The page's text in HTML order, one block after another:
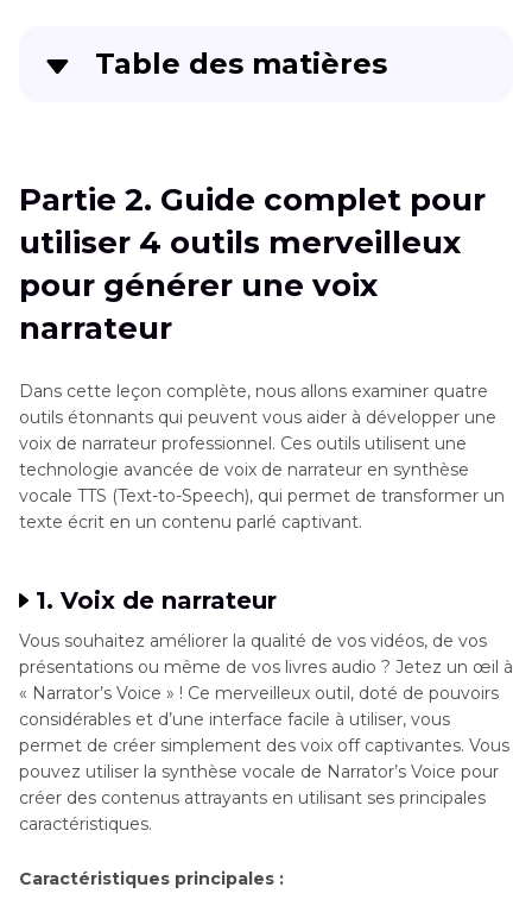
Table des matières
Partie 2
. Guide complet pour utiliser 4 outils
merveilleux pour générer une voix narrateur
. Ultra conseils : Meilleur changeur de
voix pour une voix plus réaliste
Le mot de la fin
Partie 2. Guide complet pour
utiliser 4 outils merveilleux
pour générer une voix
narrateur
Dans cette leçon complète, nous allons examiner quatre
outils étonnants qui peuvent vous aider à développer une
voix de narrateur professionnel. Ces outils utilisent une
technologie avancée de voix de narrateur en synthèse
vocale TTS (Text-to-Speech), qui permet de transformer un
texte écrit en un contenu parlé captivant.
1. Voix de narrateur
Vous souhaitez améliorer la qualité de vos vidéos, de vos
présentations ou même de vos livres audio ? Jetez un œil à
« Narrator’s Voice » ! Ce merveilleux outil, doté de pouvoirs
considérables et d’une interface facile à utiliser, vous
permet de créer simplement des voix off captivantes. Vous
pouvez utiliser la synthèse vocale de Narrator’s Voice pour
créer des contenus attrayants en utilisant ses principales
caractéristiques.
Caractéristiques principales :